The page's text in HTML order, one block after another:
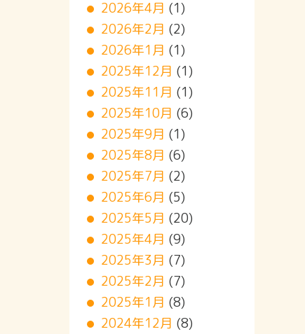
2026年4月 (1)
2026年2月 (2)
2026年1月 (1)
2025年12月 (1)
2025年11月 (1)
2025年10月 (6)
2025年9月 (1)
2025年8月 (6)
2025年7月 (2)
2025年6月 (5)
2025年5月 (20)
2025年4月 (9)
2025年3月 (7)
2025年2月 (7)
2025年1月 (8)
2024年12月 (8)